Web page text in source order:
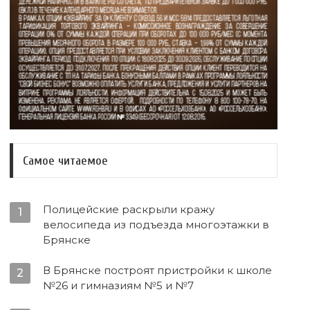
Самое читаемое
1
Полицейские раскрыли кражу
велосипеда из подъезда многоэтажки в
Брянске
2
В Брянске построят пристройки к школе
№26 и гимназиям №5 и №7